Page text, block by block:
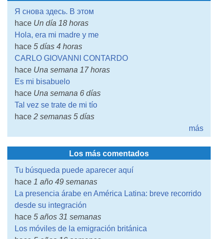
Я снова здесь. В этом
hace Un día 18 horas
Hola, era mi madre y me
hace 5 días 4 horas
CARLO GIOVANNI CONTARDO
hace Una semana 17 horas
Es mi bisabuelo
hace Una semana 6 días
Tal vez se trate de mi tío
hace 2 semanas 5 días
más
Los más comentados
Tu búsqueda puede aparecer aquí
hace 1 año 49 semanas
La presencia árabe en América Latina: breve recorrido
desde su integración
hace 5 años 31 semanas
Los móviles de la emigración británica